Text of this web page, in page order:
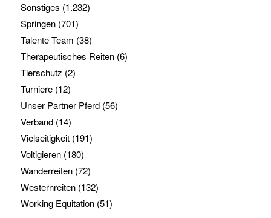
Sonstiges (1.232)
Springen(701)
Talente Team (38)
Therapeutisches Reiten(6)
Tierschutz (2)
Turniere(12)
Unser Partner Pferd(56)
Verband(14)
Vielseitigkeit(191)
Voltigieren(180)
Wanderreiten(72)
Westernreiten(132)
Working Equitation(51)